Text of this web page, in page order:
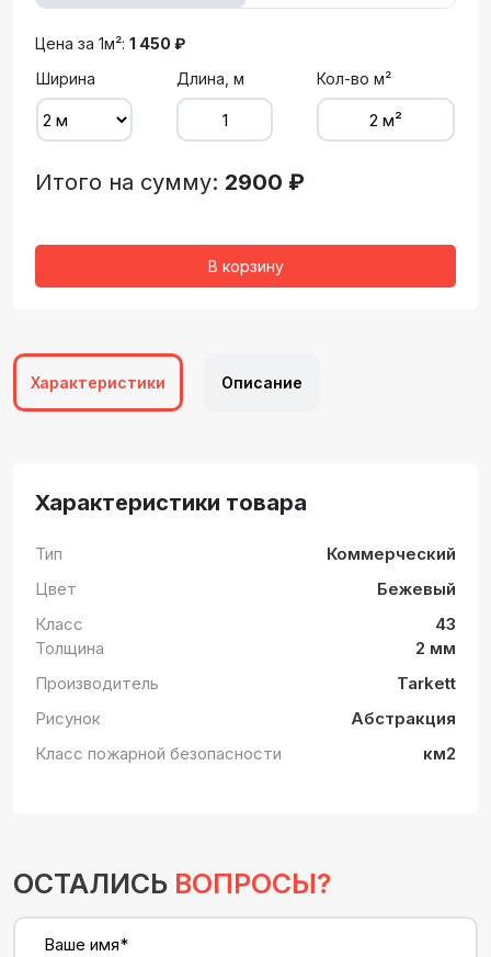
Цена за 1м²: 1 450 ₽
Ширина
Длина, м Кол-во м²
Итого на сумму: 2900 ₽
В корзину
Характеристики Описание
Характеристики товара
Тип
Коммерческий
Цвет
Бежевый
Класс
43
Толщина
2 мм
Производитель
Tarkett
Рисунок
Абстракция
Класс пожарной безопасности
км2
ОСТАЛИСЬ ВОПРОСЫ?
Ваше имя*